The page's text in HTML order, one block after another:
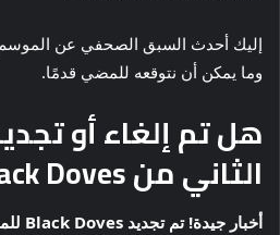
وما يمكن أن نتوقعه للمضي قدمًا.
هل تم إلغاء أو
الثاني من Black Doves؟
أخبار جيدة! تم تجديد Black Doves للموسم الثاني.